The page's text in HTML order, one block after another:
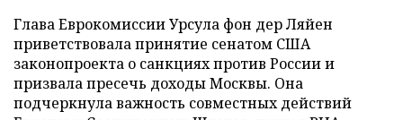
Глава Еврокомиссии Урсула фон дер Ляйен
приветствовала принятие сенатом США
законопроекта о санкциях против России и
призвала пресечь доходы Москвы. Она
подчеркнула важность совместных действий